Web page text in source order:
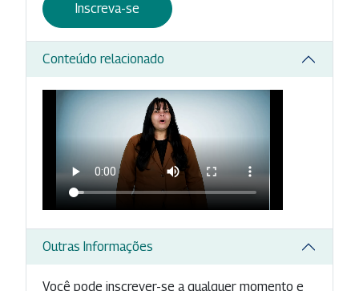
Inscreva-se
Conteúdo relacionado
Outras Informações
Você pode inscrever-se a qualquer momento e